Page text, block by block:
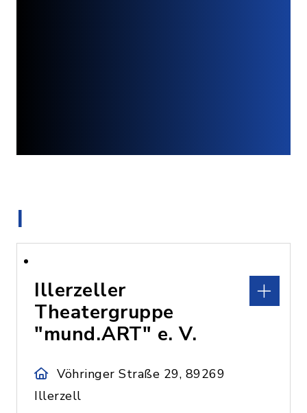
I
Illerzeller
Theatergruppe
"mund.ART" e. V.
Vöhringer Straße 29, 89269
Illerzell